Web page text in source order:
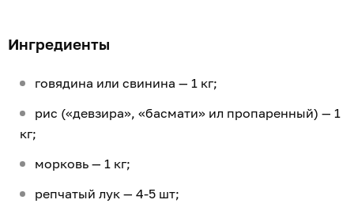
Ингредиенты
говядина или свинина — 1 кг;
рис («девзира», «басмати» ил пропаренный) — 1
кг;
морковь — 1 кг;
репчатый лук — 4-5 шт;